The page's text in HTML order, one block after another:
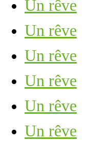
Un rêve
Un rêve
Un rêve
Un rêve
Un rêve
Un rêve